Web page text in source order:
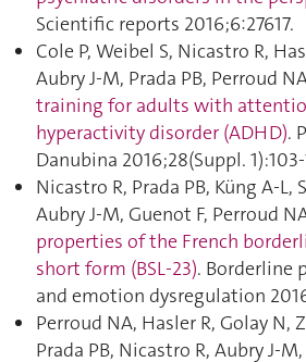
Scientific reports 2016;6:27617.
Cole P, Weibel S, Nicastro R,
Aubry J-M, Prada PB, Perroud
training for adults with
hyperactivity disorder (ADHD).
Danubina 2016;28(Suppl.
Nicastro R, Prada PB, Küng A-L,
Aubry J-M, Guenot F, Perroud
properties of the French
short form (BSL-23). Borderline
and emotion dysregulation
Perroud NA, Hasler R, Golay N,
Prada PB, Nicastro R, Aubry J-